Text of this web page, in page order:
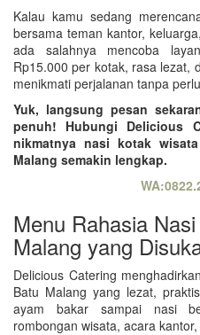
Kalau kamu sedang
bersama teman kantor,
ada salahnya mencoba
Rp15.000 per kotak, rasa lezat,
menikmati perjalanan tanpa
Yuk, langsung pesan
penuh! Hubungi Delicious
nikmatnya nasi kotak
Malang semakin lengkap.
Menu Rahasia
Malang yang
Delicious Catering
Batu Malang yang lezat,
ayam bakar sampai nasi
rombongan wisata, acara